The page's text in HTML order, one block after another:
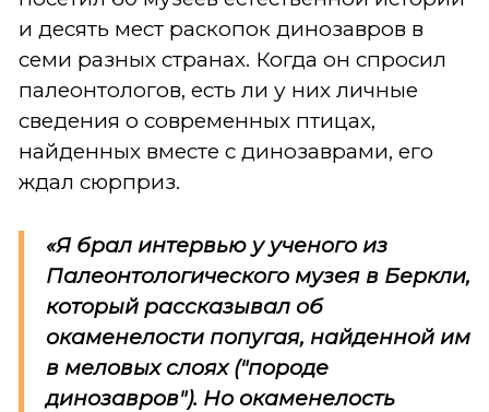
и десять мест раскопок динозавров в
семи разных странах. Когда он спросил
палеонтологов, есть ли у них личные
сведения о современных птицах,
найденных вместе с динозаврами, его
ждал сюрприз.
«Я брал интервью у ученого из
Палеонтологического музея в Беркли,
который рассказывал об
окаменелости попугая, найденной им
в меловых слоях ("породе
динозавров"). Но окаменелость